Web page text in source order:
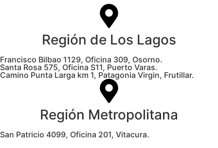
Región de Los Lagos
Francisco Bilbao 1129, Oficina 309, Osorno.
Santa Rosa 575, Oficina S11, Puerto Varas.
Camino Punta Larga km 1, Patagonia Virgin, Frutillar.
Región Metropolitana
San Patricio 4099, Oficina 201, Vitacura.